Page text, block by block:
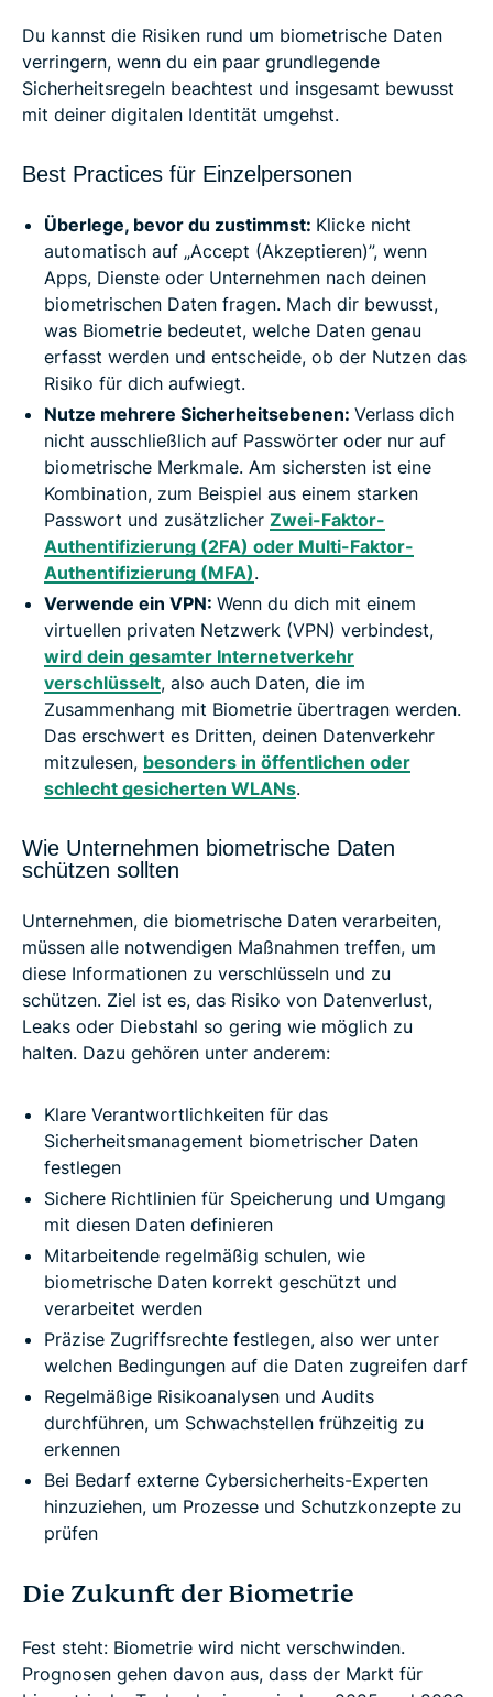
Du kannst die Risiken rund um biometrische Daten
verringern, wenn du ein paar grundlegende
Sicherheitsregeln beachtest und insgesamt bewusst
mit deiner digitalen Identität umgehst.
Best Practices für Einzelpersonen
Überlege, bevor du zustimmst: Klicke nicht
automatisch auf „Accept (Akzeptieren)”, wenn
Apps, Dienste oder Unternehmen nach deinen
biometrischen Daten fragen. Mach dir bewusst,
was Biometrie bedeutet, welche Daten genau
erfasst werden und entscheide, ob der Nutzen das
Risiko für dich aufwiegt.
Nutze mehrere Sicherheitsebenen: Verlass dich
nicht ausschließlich auf Passwörter oder nur auf
biometrische Merkmale. Am sichersten ist eine
Kombination, zum Beispiel aus einem starken
Passwort und zusätzlicher Zwei-Faktor-
Authentifizierung (2FA) oder Multi-Faktor-
Authentifizierung (MFA).
Verwende ein VPN: Wenn du dich mit einem
virtuellen privaten Netzwerk (VPN) verbindest,
wird dein gesamter Internetverkehr
verschlüsselt, also auch Daten, die im
Zusammenhang mit Biometrie übertragen werden.
Das erschwert es Dritten, deinen Datenverkehr
mitzulesen, besonders in öffentlichen oder
schlecht gesicherten WLANs.
Wie Unternehmen biometrische Daten
schützen sollten
Unternehmen, die biometrische Daten verarbeiten,
müssen alle notwendigen Maßnahmen treffen, um
diese Informationen zu verschlüsseln und zu
schützen. Ziel ist es, das Risiko von Datenverlust,
Leaks oder Diebstahl so gering wie möglich zu
halten. Dazu gehören unter anderem:
Klare Verantwortlichkeiten für das
Sicherheitsmanagement biometrischer Daten
festlegen
Sichere Richtlinien für Speicherung und Umgang
mit diesen Daten definieren
Mitarbeitende regelmäßig schulen, wie
biometrische Daten korrekt geschützt und
verarbeitet werden
Präzise Zugriffsrechte festlegen, also wer unter
welchen Bedingungen auf die Daten zugreifen darf
Regelmäßige Risikoanalysen und Audits
durchführen, um Schwachstellen frühzeitig zu
erkennen
Bei Bedarf externe Cybersicherheits-Experten
hinzuziehen, um Prozesse und Schutzkonzepte zu
prüfen
Die Zukunft der Biometrie
Fest steht: Biometrie wird nicht verschwinden.
Prognosen gehen davon aus, dass der Markt für